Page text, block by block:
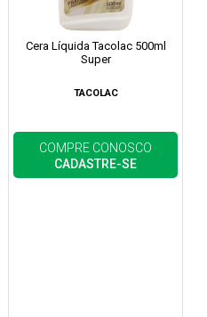
Cera Líquida Tacolac 500ml
Super
TACOLAC
COMPRE CONOSCO
CADASTRE-SE